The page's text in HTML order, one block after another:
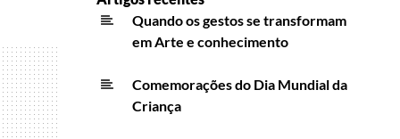
Quando os gestos se transformam
em Arte e conhecimento
Comemorações do Dia Mundial da
Criança